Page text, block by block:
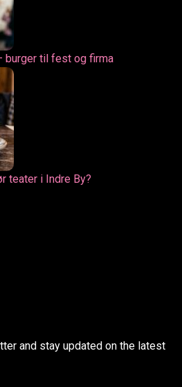
burger til fest og firma
teater i Indre By?
and stay updated on the latest